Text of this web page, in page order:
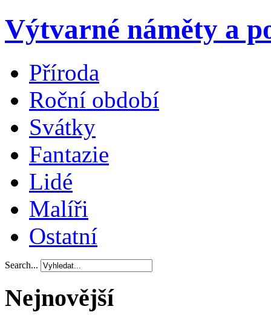
Výtvarné náměty a
Příroda
Roční období
Svátky
Fantazie
Lidé
Malíři
Ostatní
Search...
Nejnovější